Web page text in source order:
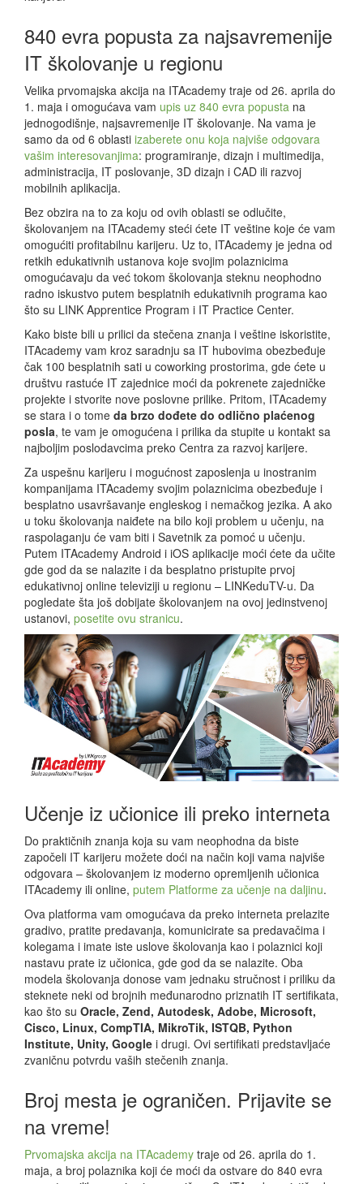
840 evra popusta za najsavremenije
IT školovanje u regionu
Velika prvomajska akcija na ITAcademy traje od 26. aprila do
1. maja i omogućava vam upis uz 840 evra popusta na
jednogodišnje, najsavremenije IT školovanje. Na vama je
samo da od 6 oblasti izaberete onu koja najviše odgovara
vašim interesovanjima: programiranje, dizajn i multimedija,
administracija, IT poslovanje, 3D dizajn i CAD ili razvoj
mobilnih aplikacija.
Bez obzira na to za koju od ovih oblasti se odlučite,
školovanjem na ITAcademy steći ćete IT veštine koje će vam
omogućiti profitabilnu karijeru. Uz to, ITAcademy je jedna od
retkih edukativnih ustanova koje svojim polaznicima
omogućavaju da već tokom školovanja steknu neophodno
radno iskustvo putem besplatnih edukativnih programa kao
što su LINK Apprentice Program i IT Practice Center.
Kako biste bili u prilici da stečena znanja i veštine iskoristite,
ITAcademy vam kroz saradnju sa IT hubovima obezbeđuje
čak 100 besplatnih sati u coworking prostorima, gde ćete u
društvu rastuće IT zajednice moći da pokrenete zajedničke
projekte i stvorite nove poslovne prilike. Pritom, ITAcademy
se stara i o tome da brzo dođete do odlično plaćenog
posla, te vam je omogućena i prilika da stupite u kontakt sa
najboljim poslodavcima preko Centra za razvoj karijere.
Za uspešnu karijeru i mogućnost zaposlenja u inostranim
kompanijama ITAcademy svojim polaznicima obezbeđuje i
besplatno usavršavanje engleskog i nemačkog jezika. A ako
u toku školovanja naiđete na bilo koji problem u učenju, na
raspolaganju će vam biti i Savetnik za pomoć u učenju.
Putem ITAcademy Android i iOS aplikacije moći ćete da učite
gde god da se nalazite i da besplatno pristupite prvoj
edukativnoj online televiziji u regionu – LINKeduTV-u. Da
pogledate šta još dobijate školovanjem na ovoj jedinstvenoj
ustanovi, posetite ovu stranicu.
Učenje iz učionice ili preko interneta
Do praktičnih znanja koja su vam neophodna da biste
započeli IT karijeru možete doći na način koji vama najviše
odgovara – školovanjem iz moderno opremljenih učionica
ITAcademy ili online, putem Platforme za učenje na daljinu.
Ova platforma vam omogućava da preko interneta prelazite
gradivo, pratite predavanja, komunicirate sa predavačima i
kolegama i imate iste uslove školovanja kao i polaznici koji
nastavu prate iz učionica, gde god da se nalazite. Oba
modela školovanja donose vam jednaku stručnost i priliku da
steknete neki od brojnih međunarodno priznatih IT sertifikata,
kao što su Oracle, Zend, Autodesk, Adobe, Microsoft,
Cisco, Linux, CompTIA, MikroTik, ISTQB, Python
Institute, Unity, Google i drugi. Ovi sertifikati predstavljaće
zvaničnu potvrdu vaših stečenih znanja.
Broj mesta je ograničen. Prijavite se
na vreme!
Prvomajska akcija na ITAcademy traje od 26. aprila do 1.
maja, a broj polaznika koji će moći da ostvare do 840 evra